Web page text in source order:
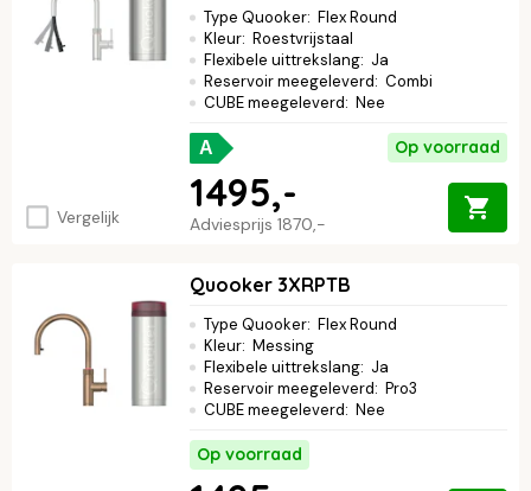
Vergelijk
Type Quooker: Flex Round
Kleur: Roestvrijstaal
Flexibele uittrekslang: Ja
Reservoir meegeleverd: Combi
CUBE meegeleverd: Nee
A Op voorraad
Adviesprijs 1870,-
1495,-
Quooker 3XRPTB
Type Quooker: Flex Round
Kleur: Messing
Flexibele uittrekslang: Ja
Reservoir meegeleverd: Pro3
CUBE meegeleverd: Nee
Op voorraad